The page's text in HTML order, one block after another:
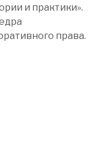
и практики».
права.